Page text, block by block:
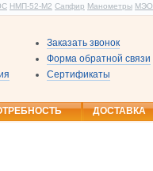
НМП-52-М2 Сапфир Манометры МЭО
Заказать звонок
Форма обратной связи
Сертификаты
ДОСТАВКА